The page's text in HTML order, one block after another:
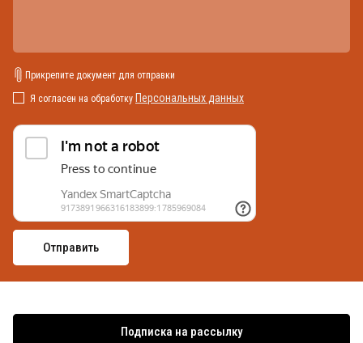
Прикрепите документ для отправки
Я согласен на обработку Персональных данных
Подписка на рассылку